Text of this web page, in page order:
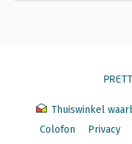
Thuiswinkel
Colofon
Privacy